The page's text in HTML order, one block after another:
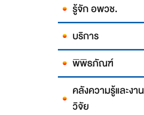
รู้จัก อพวช.
บริการ
พิพิธภัณฑ์
คลังความรู้และงาน
วิจัย